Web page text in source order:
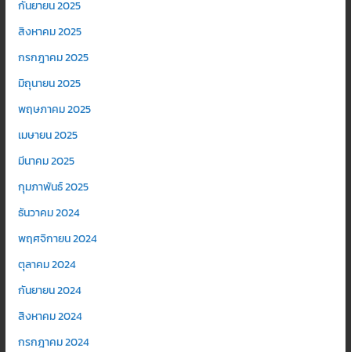
กันยายน 2025
สิงหาคม 2025
กรกฎาคม 2025
มิถุนายน 2025
พฤษภาคม 2025
เมษายน 2025
มีนาคม 2025
กุมภาพันธ์ 2025
ธันวาคม 2024
พฤศจิกายน 2024
ตุลาคม 2024
กันยายน 2024
สิงหาคม 2024
กรกฎาคม 2024